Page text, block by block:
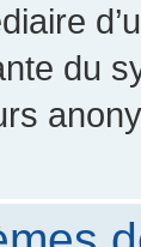
du